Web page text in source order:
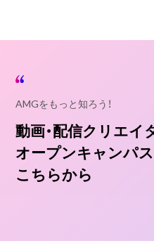
AMGをもっと知ろう！
動画・配信クリエイ
オープンキャンパス
こちらから